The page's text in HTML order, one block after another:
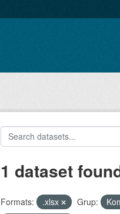
1 dataset
Formats: .xlsx Grup: